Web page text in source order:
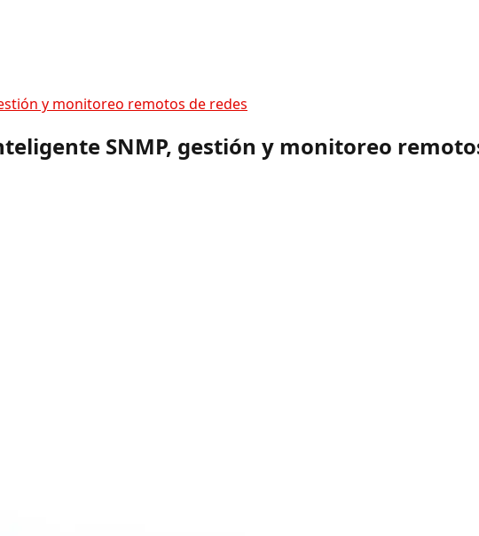
y monitoreo remotos de redes
SNMP, gestión y monitoreo